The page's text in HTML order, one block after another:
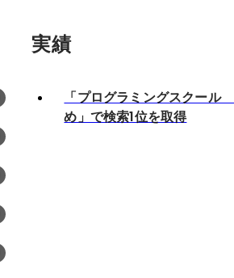
実績
「プログラミングスクール
め」で検索1位を取得